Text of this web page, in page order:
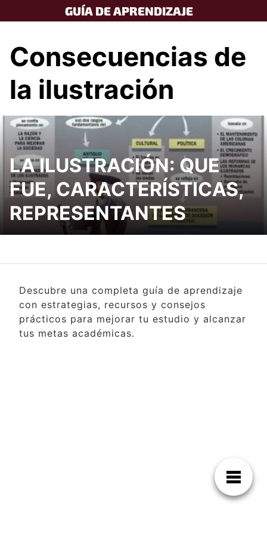
to
GUÍA DE APRENDIZAJE
Consecuencias de
la ilustración
LA ILUSTRACIÓN: QUE
FUE, CARACTERÍSTICAS,
REPRESENTANTES
Descubre una completa guía de aprendizaje
con estrategias, recursos y consejos
prácticos para mejorar tu estudio y alcanzar
tus metas académicas.